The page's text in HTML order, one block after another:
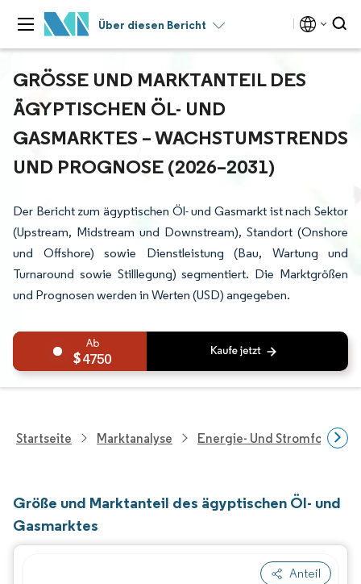
Über diesen Bericht
GRÖSSE UND MARKTANTEIL DES Ä
GYPTISCHEN ÖL- UND G
ASMARKTES – WACHSTUMSTRENDS U
ND PROGNOSE (2026–2031)
Der Bericht zum ägyptischen Öl- und Gasmarkt ist nach Sektor
(Upstream, Midstream und Downstream), Standort (Onshore
und Offshore) sowie Dienstleistung (Bau, Wartung und
Turnaround sowie Stilllegung) segmentiert. Die Marktgrößen
und Prognosen werden in Werten (USD) angegeben.
4750
Startseite Marktanalyse Energie- Und
Größe und Marktanteil des ägyptischen Öl- und
Gasmarktes
Anteil